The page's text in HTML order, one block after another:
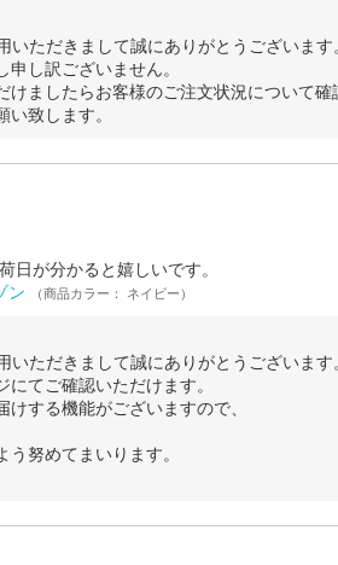
ただきまして誠にありがとうございます
し訳ございません。
ましたらお客様のご注文状況について確
致します。
日が分かると嬉しいです。
ン （商品カラー： ネイビー）
ただきまして誠にありがとうございます
てご確認いただけます。
する機能がございますので、
努めてまいります。